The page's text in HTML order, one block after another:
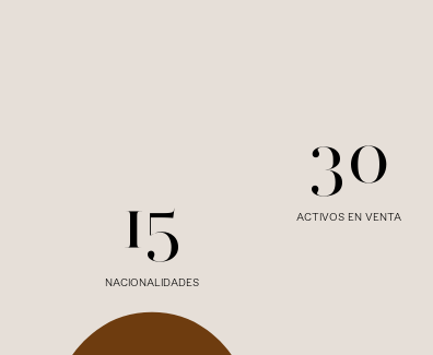
15
NACIONALIDADES
30
ACTIVOS EN VENTA